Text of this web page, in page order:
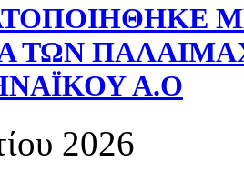
ΤΩΝ
Α.Ο
2026